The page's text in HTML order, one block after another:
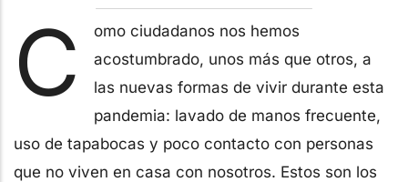
C
omo ciudadanos nos hemos
acostumbrado, unos más que otros, a
las nuevas formas de vivir durante esta
pandemia: lavado de manos frecuente,
uso de tapabocas y poco contacto con personas
que no viven en casa con nosotros. Estos son los